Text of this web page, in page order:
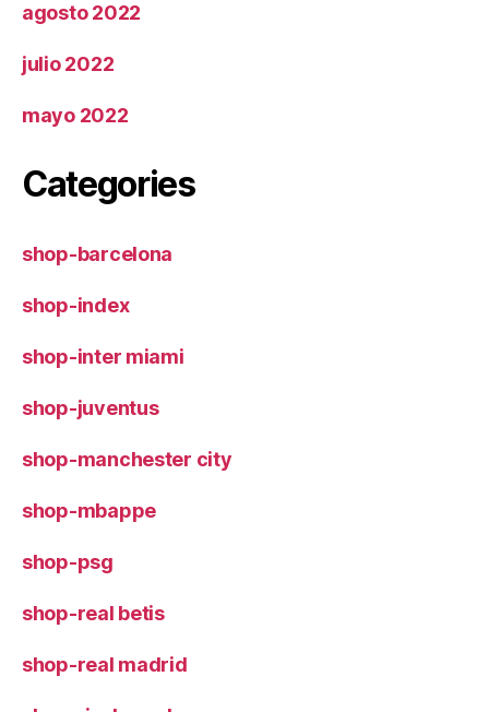
agosto 2022
julio 2022
mayo 2022
Categories
shop-barcelona
shop-index
shop-inter miami
shop-juventus
shop-manchester city
shop-mbappe
shop-psg
shop-real betis
shop-real madrid